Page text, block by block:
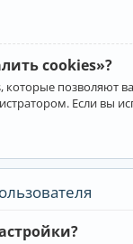
cookies»?
которые позволяют
Если вы